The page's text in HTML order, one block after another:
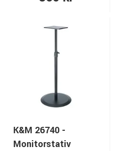
K&M 26740 -
Monitorstativ